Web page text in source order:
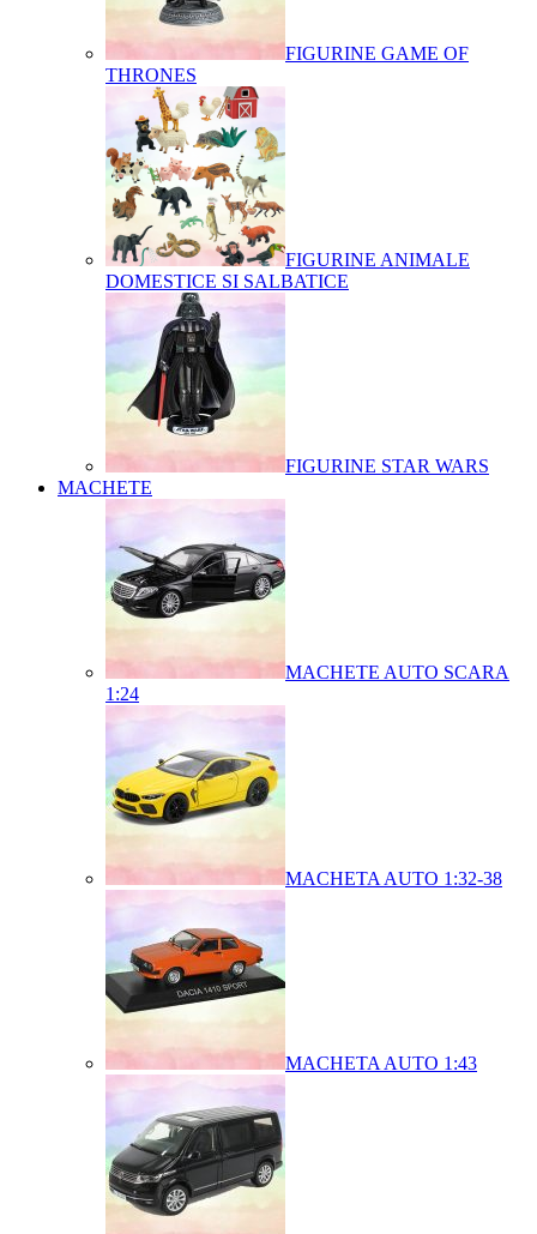
FIGURINE GAME OF
THRONES
FIGURINE ANIMALE
DOMESTICE SI SALBATICE
FIGURINE STAR WARS
MACHETE
MACHETE AUTO SCARA
1:24
MACHETA AUTO 1:32-38
MACHETA AUTO 1:43